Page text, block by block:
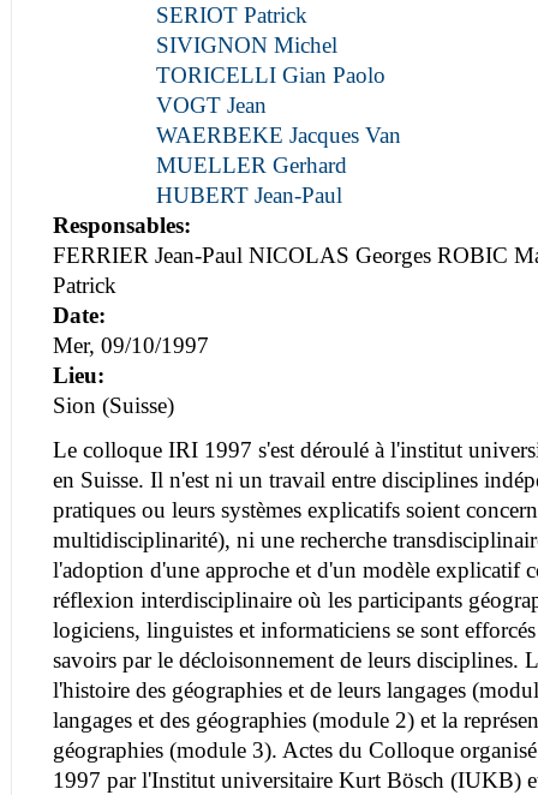
SERIOT Patrick
SIVIGNON Michel
TORICELLI Gian Paolo
VOGT Jean
WAERBEKE Jacques Van
MUELLER Gerhard
HUBERT Jean-Paul
Responsables:
FERRIER Jean-Paul NICOLAS Georges ROBIC
Patrick
Date:
Mer, 09/10/1997
Lieu:
Sion (Suisse)
Le colloque IRI 1997 s'est déroulé à l'institut
en Suisse. Il n'est ni un travail entre disciplines
pratiques ou leurs systèmes explicatifs soient
multidisciplinarité), ni une recherche
l'adoption d'une approche et d'un modèle explicatif
réflexion interdisciplinaire où les participants
logiciens, linguistes et informaticiens se sont
savoirs par le décloisonnement de leurs disciplines.
l'histoire des géographies et de leurs langages
langages et des géographies (module 2) et la
géographies (module 3). Actes du Colloque
1997 par l'Institut universitaire Kurt Bösch (IUKB)